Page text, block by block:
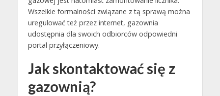
Wszelkie formalności związane z tą sprawą można
uregulować też przez internet, gazownia
udostępnia dla swoich odbiorców odpowiedni
portal przyłączeniowy.
Jak skontaktować się z
gazownią?